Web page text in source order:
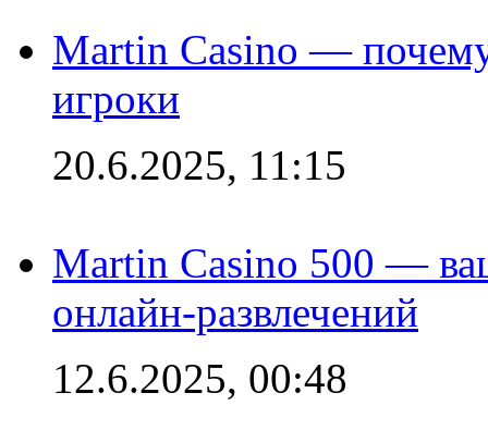
Martin Casino —
игроки
20.6.2025, 11:15
Martin Casino 500 —
онлайн-развлечений
12.6.2025, 00:48